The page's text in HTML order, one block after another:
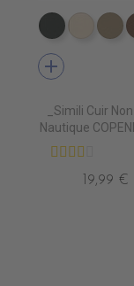
EN7005
add
_Simili Cuir
Nautique
19,99 €